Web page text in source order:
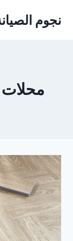
نجوم الصيانة
محلات